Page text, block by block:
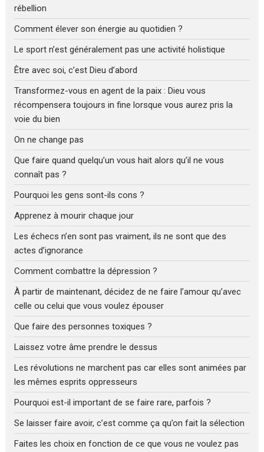
rébellion
Comment élever son énergie au quotidien ?
Le sport n’est généralement pas une activité holistique
Être avec soi, c’est Dieu d’abord
Transformez-vous en agent de la paix : Dieu vous
récompensera toujours in fine lorsque vous aurez pris la
voie du bien
On ne change pas
Que faire quand quelqu’un vous hait alors qu’il ne vous
connaît pas ?
Pourquoi les gens sont-ils cons ?
Apprenez à mourir chaque jour
Les échecs n’en sont pas vraiment, ils ne sont que des
actes d’ignorance
Comment combattre la dépression ?
À partir de maintenant, décidez de ne faire l’amour qu’avec
celle ou celui que vous voulez épouser
Que faire des personnes toxiques ?
Laissez votre âme prendre le dessus
Les révolutions ne marchent pas car elles sont animées par
les mêmes esprits oppresseurs
Pourquoi est-il important de se faire rare, parfois ?
Se laisser faire avoir, c’est comme ça qu’on fait la sélection
Faites les choix en fonction de ce que vous ne voulez pas